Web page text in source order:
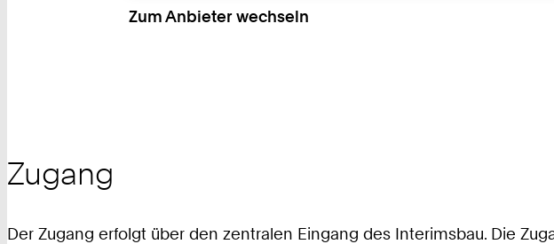
Zum Anbieter wechseln
Zugang
Der Zugang erfolgt über den zentralen Eingang des Interimsbau. Die